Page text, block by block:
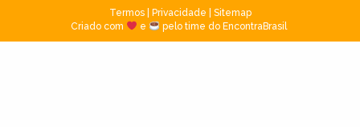
Termos| Privacidade
Sitemap
Criado com
e pelo time do EncontraBrasil